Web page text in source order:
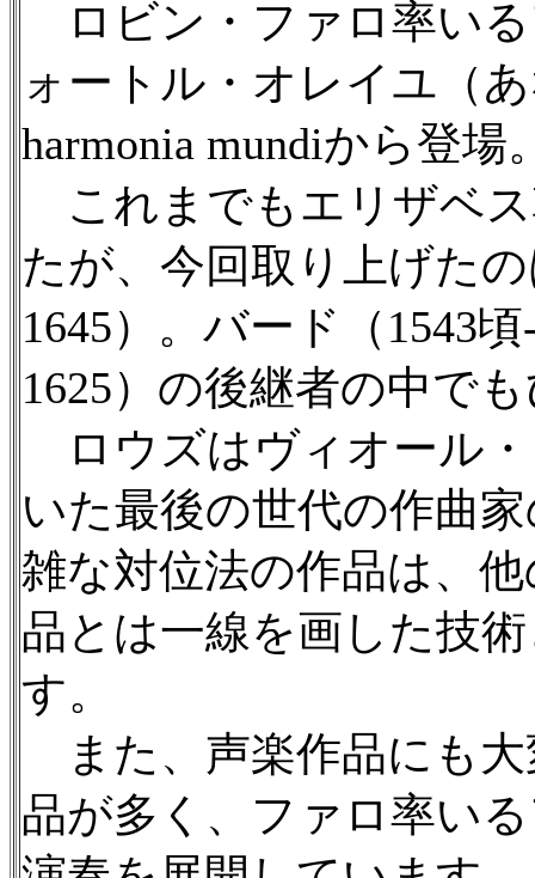
ロビン・ファロ率い
ォートル・オレイユ（
harmonia mundiから登場
これまでもエリザベ
たが、今回取り上げた
1645）。バード（1543
1625）の後継者の中で
ロウズはヴィオール
いた最後の世代の作曲
雑な対位法の作品は、
品とは一線を画した技
す。
また、声楽作品にも
品が多く、ファロ率い